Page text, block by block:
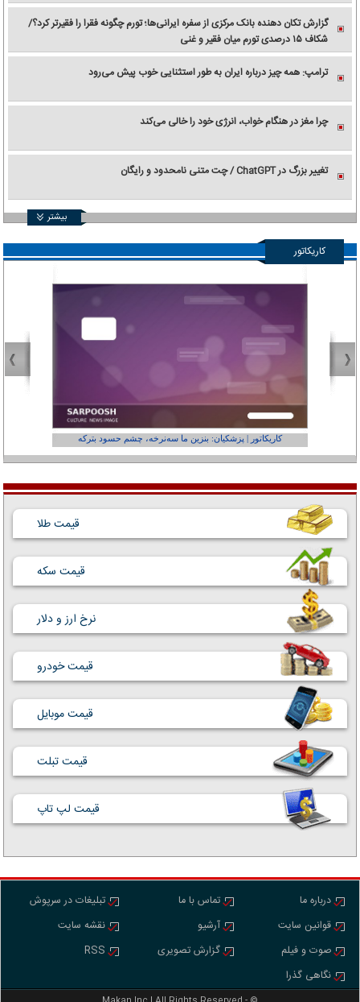
گزارش تکان‌ دهنده بانک مرکزی از سفره ایرانی‌ها؛ تورم چگونه فقرا را فقیرتر کرد؟/
شکاف ۱۵ درصدی تورم میان فقیر و غنی
ترامپ: همه چیز درباره ایران به طور استثنایی خوب پیش می‌رود
چرا مغز در هنگام خواب، انرژی خود را خالی می‌کند
تغییر بزرگ در ChatGPT / چت متنی نامحدود و رایگان
بیشتر
کاریکاتور
کاریکاتور | پزشکیان: بنزین ما سه‌نرخه، چشم حسود بترکه
قیمت طلا
قیمت سکه
نرخ ارز و دلار
قیمت خودرو
قیمت موبایل
قیمت تبلت
قیمت لپ تاپ
درباره ما
قوانین سایت
صوت و فیلم
نگاهی گذرا
تماس با ما
آرشیو
گزارش تصویری
تبلیغات در سرپوش
نقشه سایت
RSS